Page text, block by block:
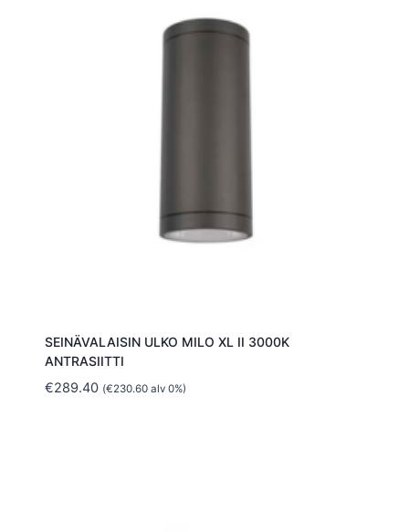
SEINÄVALAISIN ULKO MILO XL II 3000K
ANTRASIITTI
€289.40 (€230.60alv 0%)